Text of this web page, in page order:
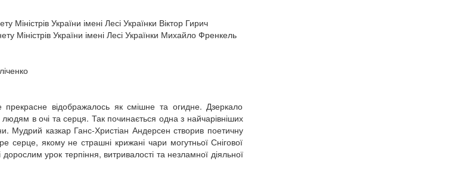
України імені Лесі Українки Віктор Гирич
Міністрів України імені Лесі Українки Михайло Френкель
відображалось як смішне та огидне. Дзеркало
людям в очі та серця. Так починається одна з найчарівніших
Мудрий казкар Ганс-Христіан Андерсен створив поетичну
серце, якому не страшні крижані чари могутньої Снігової
урок терпіння, витривалості та незламної діяльної